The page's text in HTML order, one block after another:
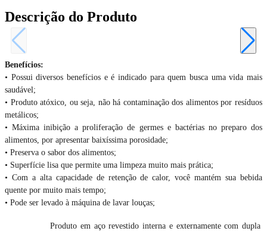
Descrição do Produto
Benefícios:
• Possui diversos benefícios e é indicado para quem busca uma vida mais
saudável;
• Produto atóxico, ou seja, não há contaminação dos alimentos por resíduos
metálicos;
• Máxima inibição a proliferação de germes e bactérias no preparo dos
alimentos, por apresentar baixíssima porosidade;
• Preserva o sabor dos alimentos;
• Superfície lisa que permite uma limpeza muito mais prática;
• Com a alta capacidade de retenção de calor, você mantém sua bebida
quente por muito mais tempo;
• Pode ser levado à máquina de lavar louças;
Produto em aço revestido interna e externamente com dupla